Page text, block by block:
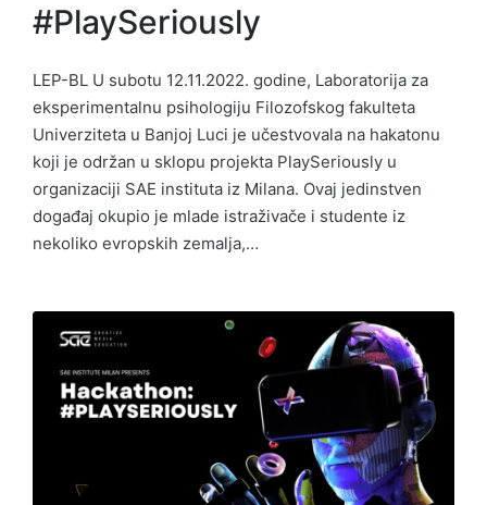
#PlaySeriously
LEP-BL U subotu 12.11.2022. godine, Laboratorija za
eksperimentalnu psihologiju Filozofskog fakulteta
Univerziteta u Banjoj Luci je učestvovala na hakatonu
koji je održan u sklopu projekta PlaySeriously u
organizaciji SAE instituta iz Milana. Ovaj jedinstven
događaj okupio je mlade istraživače i studente iz
nekoliko evropskih zemalja,…